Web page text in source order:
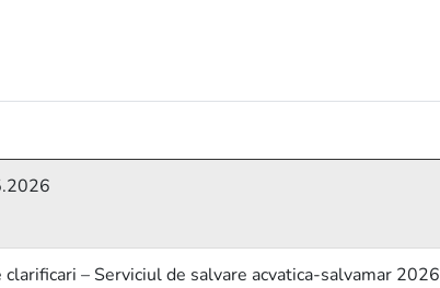
– Serviciul de salvare acvatica-salvamar 2026